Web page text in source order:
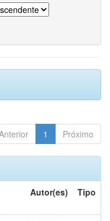
1 Próximo
Autor(es) Tipo